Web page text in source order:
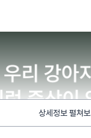
상세정보 펼쳐